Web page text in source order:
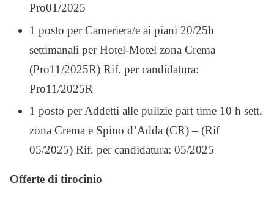
Pro01/2025
1 posto per Cameriera/e ai piani 20/25h
settimanali per Hotel-Motel zona Crema
(Pro11/2025R) Rif. per candidatura:
Pro11/2025R
1 posto per Addetti alle pulizie part time 10 h sett.
zona Crema e Spino d’Adda (CR) – (Rif
05/2025) Rif. per candidatura: 05/2025
Offerte di tirocinio